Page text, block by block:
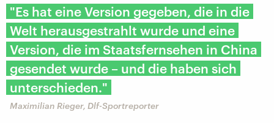
"Es hat eine Version gegeben, die in die
Welt herausgestrahlt wurde und eine
Version, die im Staatsfernsehen in China
gesendet wurde – und die haben sich
unterschieden."
Maximilian Rieger, Dlf-Sportreporter